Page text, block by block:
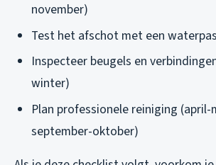
november)
Test het afschot met een
Inspecteer beugels en
winter)
Plan professionele reiniging (april-
september-oktober)